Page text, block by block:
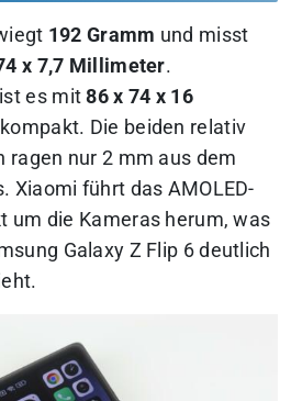
192 Gramm und misst
x 7,7 Millimeter.
es mit86 x 74 x 16
Die beiden relativ
ragen nur 2 mm aus dem
Xiaomi führt das AMOLED-
um die Kameras herum, was
Galaxy Z Flip 6 deutlich